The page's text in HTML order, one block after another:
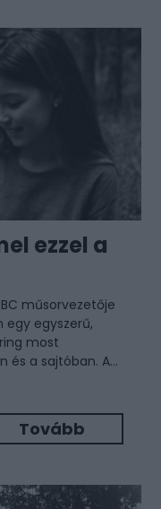
ezzel a
műsorvezetője
egy egyszerű,
most
és a sajtóban. A...
Tovább